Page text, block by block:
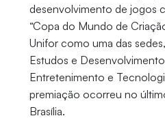
desenvolvimento de jogos
“Copa do Mundo de
Unifor como uma das
Estudos e
Entretenimento e
premiação ocorreu no
Brasília.